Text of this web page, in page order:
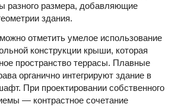
разного размера, добавляющие
здания.
отметить умелое использование
конструкции крыши, которая
пространство террасы. Плавные
органично интегрируют здание в
При проектировании собственного
— контрастное сочетание